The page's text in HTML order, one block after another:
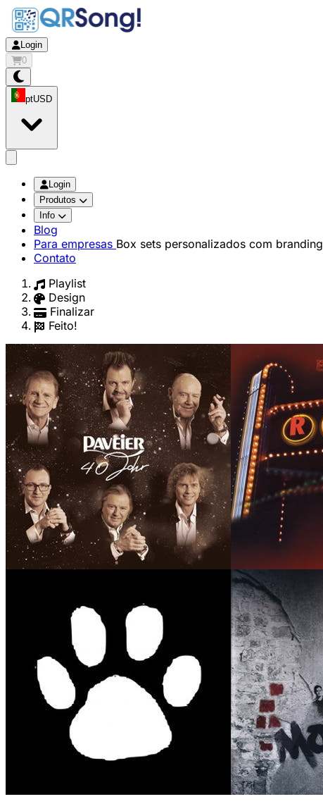
Login
0
ptUSD
Login
Produtos
Info
Blog
Para empresas Box sets personalizados com branding
Contato
Playlist
Design
Finalizar
Feito!